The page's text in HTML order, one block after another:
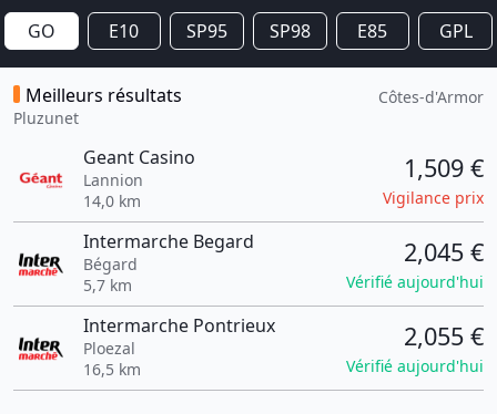
GO E10 SP95 SP98 E85 GPL
Meilleurs résultats
Pluzunet
Côtes-d'Armor
Geant Casino
Lannion
14,0 km
1,509 €
Vigilance prix
Intermarche Begard
Bégard
5,7 km
2,045 €
Vérifié aujourd'hui
Intermarche Pontrieux
Ploezal
16,5 km
2,055 €
Vérifié aujourd'hui